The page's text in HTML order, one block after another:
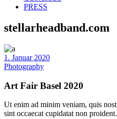
PRESS
stellarheadband.com
1. Januar 2020
Photography
Art Fair Basel 2020
Ut enim ad minim veniam, quis
sint occaecat cupidatat non